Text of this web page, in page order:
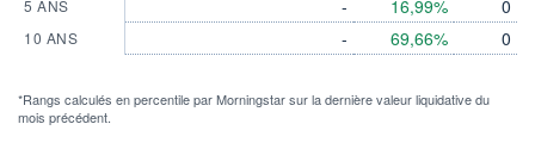
5 ANS
10 ANS
-
-
16,99%
69,66%
0
0
*Rangs calculés en percentile par Morningstar sur la dernière valeur liquidative du
mois précédent.